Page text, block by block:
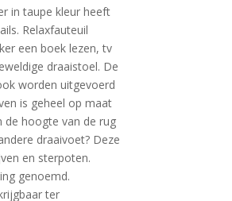
in taupe kleur heeft
Relaxfauteuil
een boek lezen, tv
draaistoel. De
worden uitgevoerd
is geheel op maat
de hoogte van de rug
draaivoet? Deze
en sterpoten.
genoemd.
ter